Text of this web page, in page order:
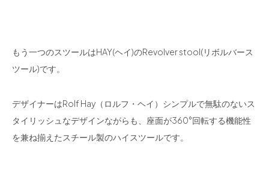
もう一つのスツールはHAY(ヘイ)のRevolver stool(リボルバース
ツール)です。
デザイナーはRolf Hay（ロルフ・ヘイ）シンプルで無駄のないス
タイリッシュなデザインながらも、座面が360°回転する機能性
を兼ね揃えたスチール製のハイスツールです。